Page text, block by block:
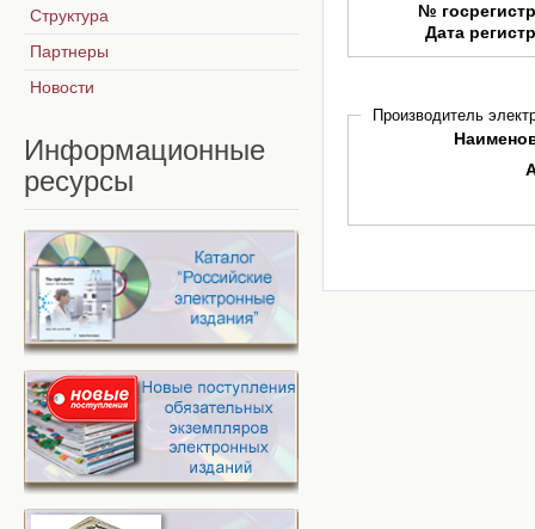
№
Дата
Производитель
Структура
Партнеры
Новости
Информационные
ресурсы